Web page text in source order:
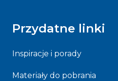
Przydatne linki
Inspiracje i porady
Materiały do pobrania